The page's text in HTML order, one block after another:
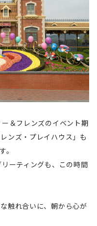
＆フレンズのイベント期
ンズ・プレイハウス」も
。
ーティングも、この時間
触れ合いに、朝から心が